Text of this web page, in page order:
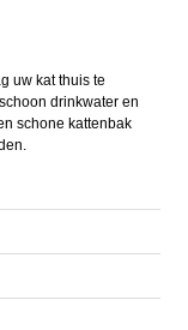
uw kat thuis te
drinkwater en
schone kattenbak